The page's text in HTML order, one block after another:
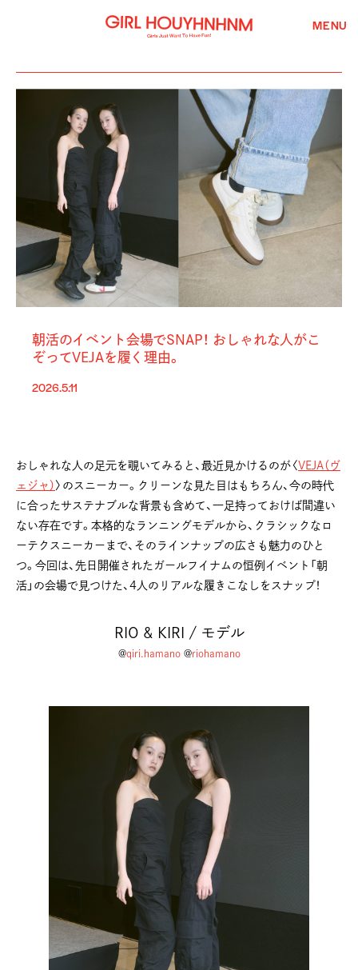
MENU
朝活のイベント会場でSNAP！ おしゃれな人がこ
ぞってVEJAを履く理由。
2026.5.11
おしゃれな人の足元を覗いてみると、最近見かけるのが〈VEJA（ヴ
ェジャ） 〉のスニーカー。クリーンな見た目はもちろん、今の時代
に合ったサステナブルな背景も含めて、一足持っておけば間違い
ない存在です。本格的なランニングモデルから、クラシックなロ
ーテクスニーカーまで、そのラインナップの広さも魅力のひと
つ。今回は、先日開催されたガールフイナムの恒例イベント「朝
活」の会場で見つけた、4人のリアルな履きこなしをスナップ！
RIO & KIRI / モデル
@qiri.hamano@riohamano